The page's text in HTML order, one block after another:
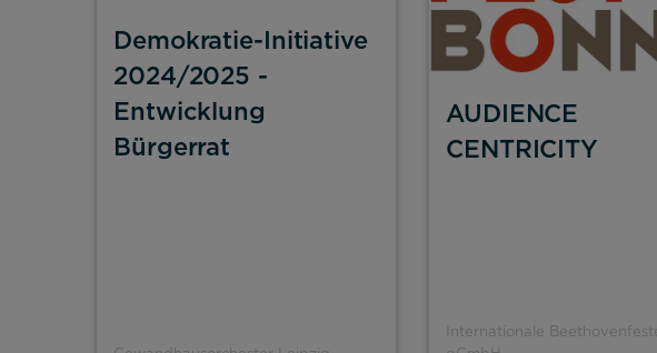
Demokratie-Initiative
2024/2025 -
Entwicklung
Bürgerrat
AUDIENCE
CENTRICITY
Internationale